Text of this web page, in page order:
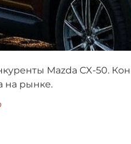
Mazda CX-50.
на рынке.